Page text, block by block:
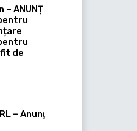
– ANUNȚ
de
– Anunţ